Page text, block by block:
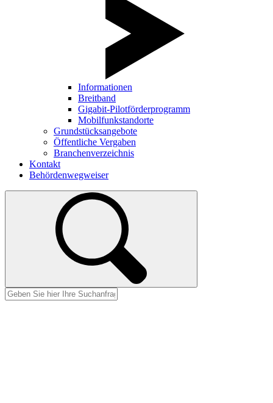
Informationen
Breitband
Gigabit-Pilotförderprogramm
Mobilfunkstandorte
Grundstücksangebote
Öffentliche Vergaben
Branchenverzeichnis
Kontakt
Behördenwegweiser